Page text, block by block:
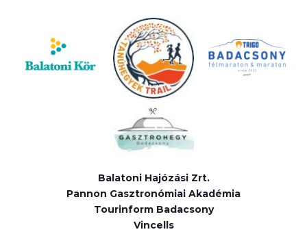
Balatoni Hajózási Zrt.
Pannon Gasztronómiai Akadémia
Tourinform Badacsony
Vincells